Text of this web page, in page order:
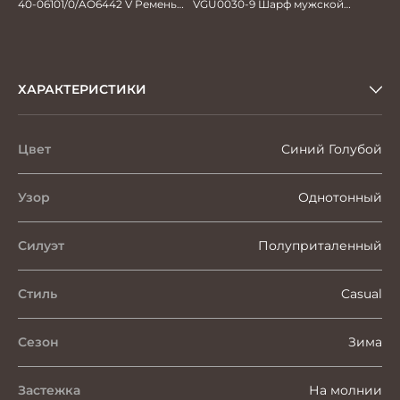
40-06101/0/AO6442 V Ремень
VGU0030-9 Шарф мужской
ХАРАКТЕРИСТИКИ
Цвет Синий Голубой
Узор Однотонный
Силуэт Полуприталенный
Стиль Casual
Сезон Зима
Застежка На молнии